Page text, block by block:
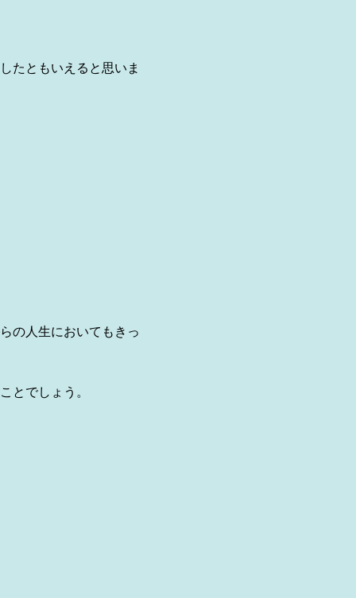
たともいえると思いま
の人生においてもきっ
とでしょう。